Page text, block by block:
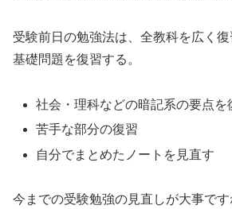
受験前日の勉強法は、全教科を広く
基礎問題を復習する。
社会・理科などの暗記系の要点を
苦手な部分の復習
自分でまとめたノートを見直す
今までの受験勉強の見直しが大事です